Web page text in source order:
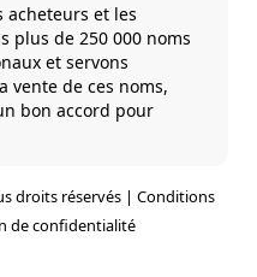
acheteurs et les
plus de 250 000 noms
et servons
vente de ces noms,
bon accord pour
droits réservés | Conditions
de confidentialité